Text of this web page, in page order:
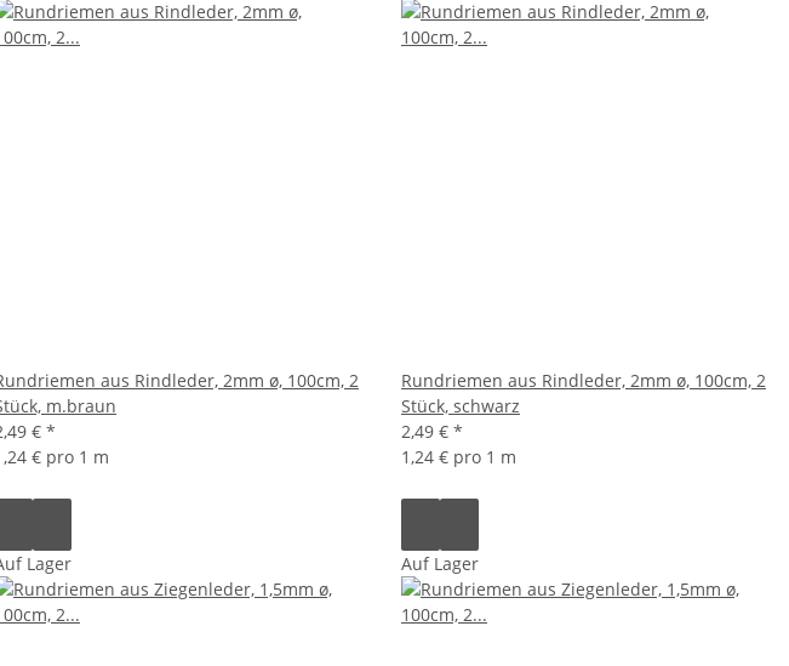
aus Rindleder, 2mm ø, 100cm, 2
m.braun
€ *
€ pro 1 m
Rundriemen aus Rindleder, 2mm ø, 100cm, 2
Stück, schwarz
2,49 € *
1,24 € pro 1 m
Lager Auf Lager